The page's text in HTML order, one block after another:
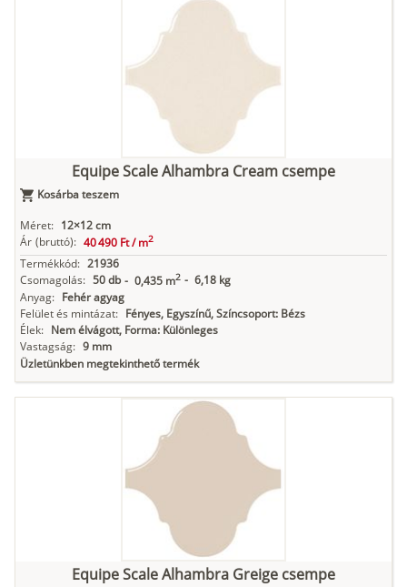
Equipe Scale Alhambra Cream csempe
Kosárba teszem
Méret: 12×12 cm
Ár (bruttó): 40 490 Ft /m2
Termékkód: 21936
Csomagolás: 50 db - 0,435 m2 - 6,18 kg
Anyag: Fehér agyag
Felület és mintázat: Fényes, Egyszínű, Színcsoport: Bézs
Élek: Nem élvágott, Forma: Különleges
Vastagság: 9 mm
Üzletünkben megtekinthető termék
Equipe Scale Alhambra Greige csempe